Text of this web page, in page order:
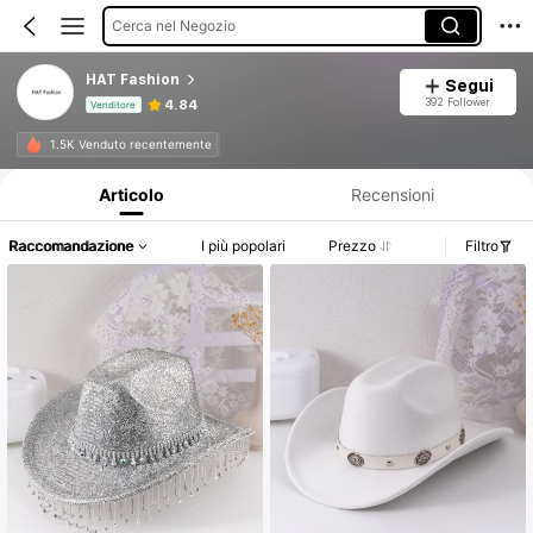
Cerca nel Negozio
HAT Fashion
Venditore 4.84
Segui
392 Follower
1.5K Venduto recentemente
Articolo Recensioni
Raccomandazione I più popolari Prezzo Filtro